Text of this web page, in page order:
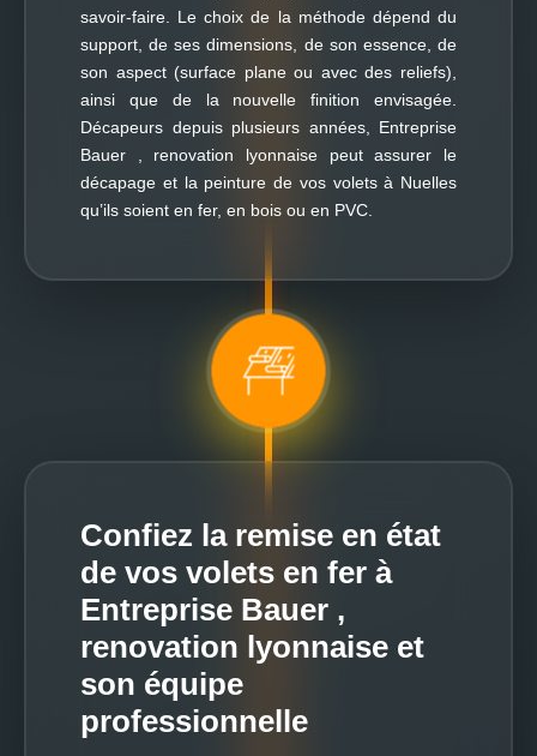
savoir-faire. Le choix de la méthode dépend du
support, de ses dimensions, de son essence, de
son aspect (surface plane ou avec des reliefs),
ainsi que de la nouvelle finition envisagée.
Décapeurs depuis plusieurs années, Entreprise
Bauer , renovation lyonnaise peut assurer le
décapage et la peinture de vos volets à Nuelles
qu’ils soient en fer, en bois ou en PVC.
Confiez la remise en état
de vos volets en fer à
Entreprise Bauer ,
renovation lyonnaise et
son équipe
professionnelle